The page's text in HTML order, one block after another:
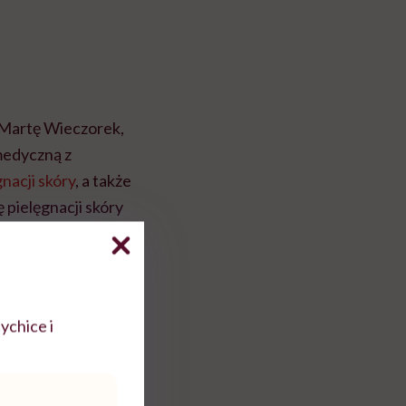
Wieczorek,
z
skóry, a także
pielęgnacji skóry
Znajdziemy
na punkcie
i